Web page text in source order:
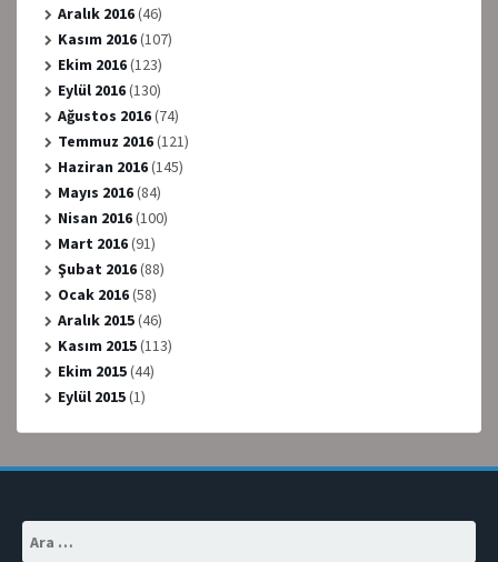
Aralık 2016(46)
Kasım 2016(107)
Ekim 2016(123)
Eylül 2016(130)
Ağustos 2016(74)
Temmuz 2016(121)
Haziran 2016(145)
Mayıs 2016(84)
Nisan 2016(100)
Mart 2016(91)
Şubat 2016(88)
Ocak 2016(58)
Aralık 2015(46)
Kasım 2015(113)
Ekim 2015(44)
Eylül 2015(1)